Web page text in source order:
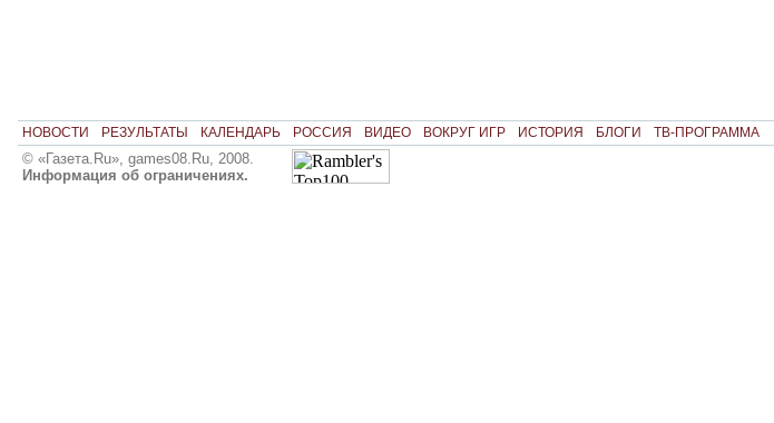
НОВОСТИ РЕЗУЛЬТАТЫ КАЛЕНДАРЬ РОССИЯ ВИДЕО ВОКРУГ ИГР ИСТОРИЯ БЛОГИ ТВ-ПРОГРАММА
© «Газета.Ru», games08.Ru, 2008.
Информация об ограничениях.